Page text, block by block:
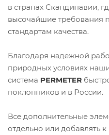
в странах Скандинавии,
высочайшие требования
стандартам качества.
Благодаря надежной
природных условиях
система PERMETER
поклонников и в России.
Все дополнительные
отдельно или добавлять